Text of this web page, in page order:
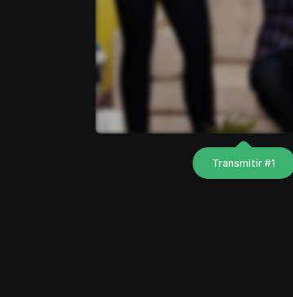
Transmitir #1